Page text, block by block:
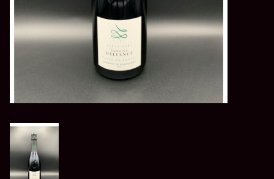
LA RESERVE DE BACCHUS
& Friends